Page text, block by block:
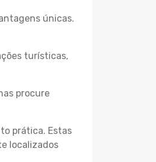
únicas.
turísticas,
procure
prática. Estas
localizados